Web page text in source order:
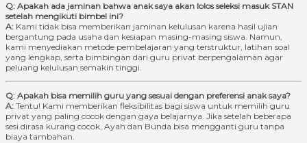
Q: Apakah ada jaminan bahwa anak saya akan lolos seleksi masuk STAN
setelah mengikuti bimbel ini?
A: Kami tidak bisa memberikan jaminan kelulusan karena hasil ujian
bergantung pada usaha dan kesiapan masing-masing siswa. Namun,
kami menyediakan metode pembelajaran yang terstruktur, latihan soal
yang lengkap, serta bimbingan dari guru privat berpengalaman agar
peluang kelulusan semakin tinggi.
Q: Apakah bisa memilih guru yang sesuai dengan preferensi anak saya?
A: Tentu! Kami memberikan fleksibilitas bagi siswa untuk memilih guru
privat yang paling cocok dengan gaya belajarnya. Jika setelah beberapa
sesi dirasa kurang cocok, Ayah dan Bunda bisa mengganti guru tanpa
biaya tambahan.